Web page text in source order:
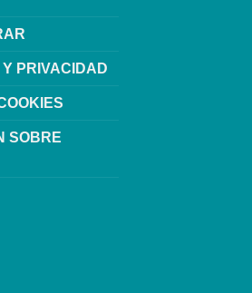
PRIVACIDAD
SOBRE